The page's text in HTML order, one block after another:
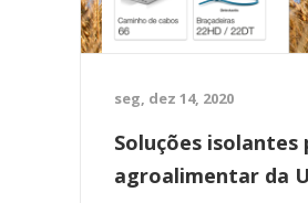
seg, dez 14, 2020
Soluções
agroalimentar da